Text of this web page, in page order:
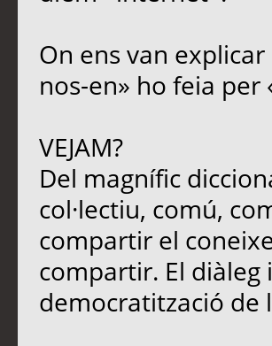
On ens van
nos-en» ho feia per
VEJAM?
Del magnífic
col·lectiu, comú,
compartir el
compartir. El
democratització de